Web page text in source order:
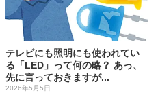
テレビにも照明にも使われてい
る「LED」って何の略？ あっ、
先に言っておきますが...
2026年5月5日